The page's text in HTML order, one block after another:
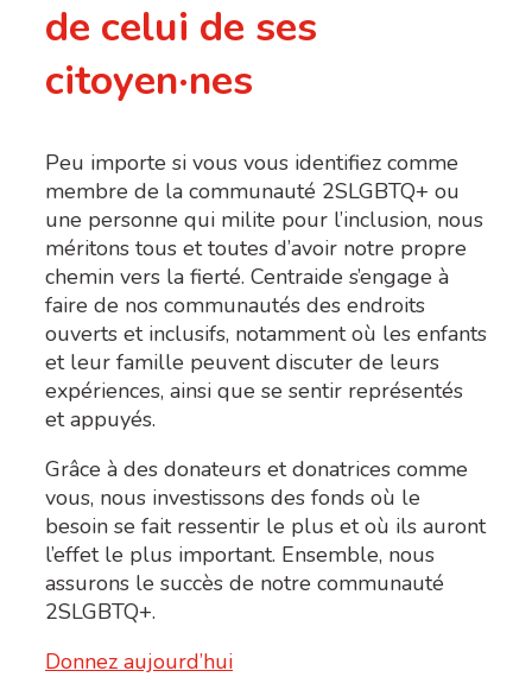
de celui de ses
citoyen·nes
Peu importe si vous vous identifiez comme
membre de la communauté 2SLGBTQ+ ou
une personne qui milite pour l’inclusion, nous
méritons tous et toutes d’avoir notre propre
chemin vers la fierté. Centraide s’engage à
faire de nos communautés des endroits
ouverts et inclusifs, notamment où les enfants
et leur famille peuvent discuter de leurs
expériences, ainsi que se sentir représentés
et appuyés.
Grâce à des donateurs et donatrices comme
vous, nous investissons des fonds où le
besoin se fait ressentir le plus et où ils auront
l’effet le plus important. Ensemble, nous
assurons le succès de notre communauté
2SLGBTQ+.
Donnez aujourd’hui